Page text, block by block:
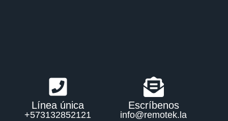
Línea única
+573132852121
Escríbenos
info@remotek.la